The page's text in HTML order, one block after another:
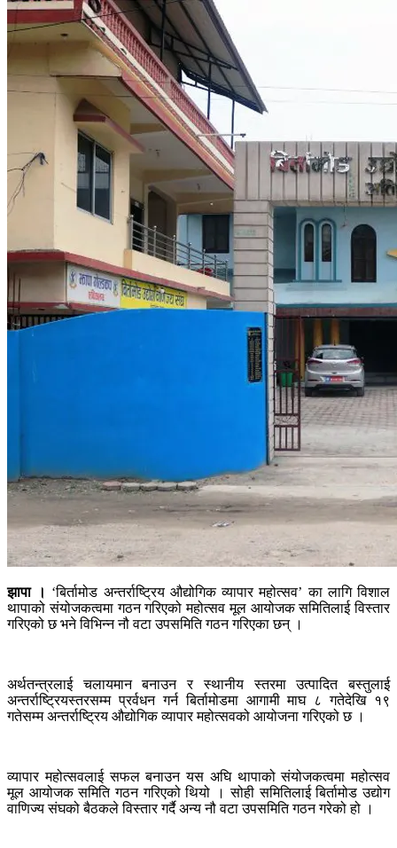
झापा । ‘बिर्तामोड अन्तर्राष्ट्रिय औद्योगिक व्यापार महोत्सव’ का लागि विशाल
थापाको संयोजकत्वमा गठन गरिएको महोत्सव मूल आयोजक समितिलाई विस्तार
गरिएको छ भने विभिन्न नौ वटा उपसमिति गठन गरिएका छन् ।
अर्थतन्त्रलाई चलायमान बनाउन र स्थानीय स्तरमा उत्पादित बस्तुलाई
अन्तर्राष्ट्रियस्तरसम्म प्रर्वधन गर्न बिर्तामोडमा आगामी माघ ८ गतेदेखि १९
गतेसम्म अन्तर्राष्ट्रिय औद्योगिक व्यापार महोत्सवको आयोजना गरिएको छ ।
व्यापार महोत्सवलाई सफल बनाउन यस अघि थापाको संयोजकत्वमा महोत्सव
मूल आयोजक समिति गठन गरिएको थियो । सोही समितिलाई बिर्तामोड उद्योग
वाणिज्य संघको बैठकले विस्तार गर्दै अन्य नौ वटा उपसमिति गठन गरेको हो ।